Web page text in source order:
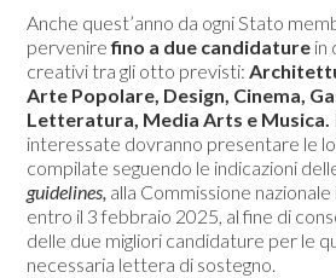
Anche quest’anno da ogni Stato
pervenirefino a due candidature in
creativi tra gli otto previsti:
Arte Popolare, Design, Cinema,
Letteratura, Media Arts e Musica.
interessate dovranno presentare le
compilate seguendo le indicazioni
guidelines, alla Commissione
entro il 3 febbraio 2025, al fine di
delle due migliori candidature per le
necessaria lettera di sostegno.